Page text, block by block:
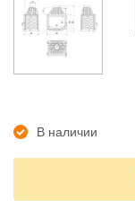
В наличии